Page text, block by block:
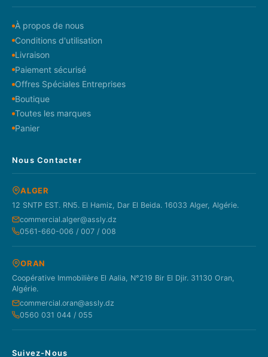
À propos de nous
Conditions d'utilisation
Livraison
Paiement sécurisé
Offres Spéciales Entreprises
Boutique
Toutes les marques
Panier
Nous Contacter
ALGER
12 SNTP EST. RN5. El Hamiz, Dar El Beida. 16033 Alger, Algérie.
commercial.alger@assly.dz
0561-660-006 / 007 / 008
ORAN
Coopérative Immobilière El Aalia, N°219 Bir El Djir. 31130 Oran,
Algérie.
commercial.oran@assly.dz
0560 031 044 / 055
Suivez-Nous